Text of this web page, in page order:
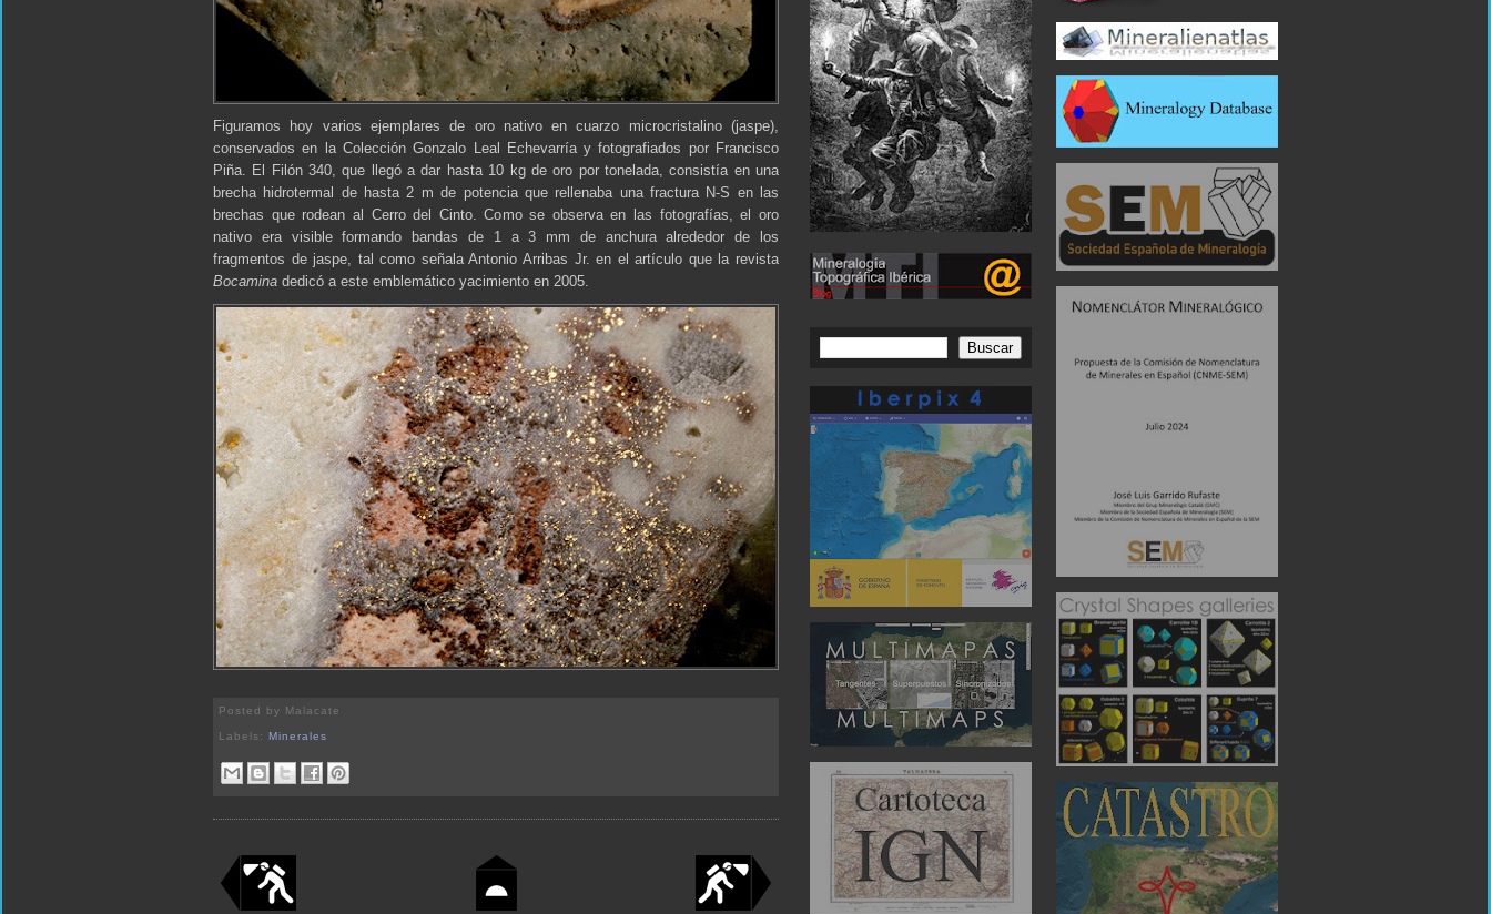
Figuramos hoy varios ejemplares de oro nativo en cuarzo microcristalino (jaspe),
conservados en la Colección Gonzalo Leal Echevarría y fotografiados por Francisco
Piña. El Filón 340, que llegó a dar hasta 10 kg de oro por tonelada, consistía en una
brecha hidrotermal de hasta 2 m de potencia que rellenaba una fractura N-S en las
brechas que rodean al Cerro del Cinto. Como se observa en las fotografías, el oro
nativo era visible formando bandas de 1 a 3 mm de anchura alrededor de los
fragmentos de jaspe, tal como señala Antonio Arribas Jr. en el artículo que la revista
Bocamina dedicó a este emblemático yacimiento en 2005.
Posted by Malacate
Labels:Minerales